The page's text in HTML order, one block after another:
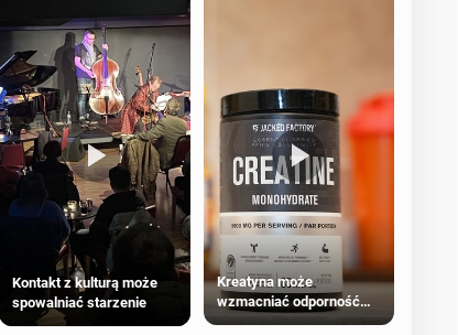
Kontakt z kulturą może
spowalniać starzenie
Kreatyna może
wzmacniać odporność
przeciw nowotworom